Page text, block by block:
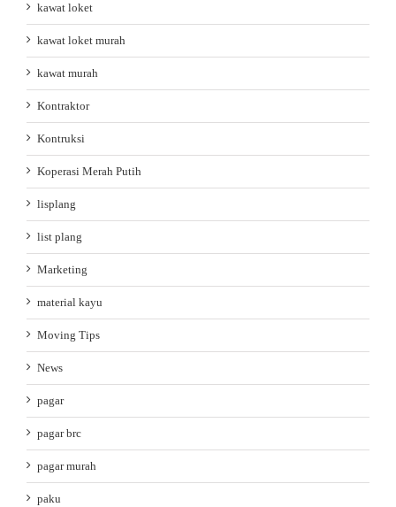
kawat loket
kawat loket murah
kawat murah
Kontraktor
Kontruksi
Koperasi Merah Putih
lisplang
list plang
Marketing
material kayu
Moving Tips
News
pagar
pagar brc
pagar murah
paku